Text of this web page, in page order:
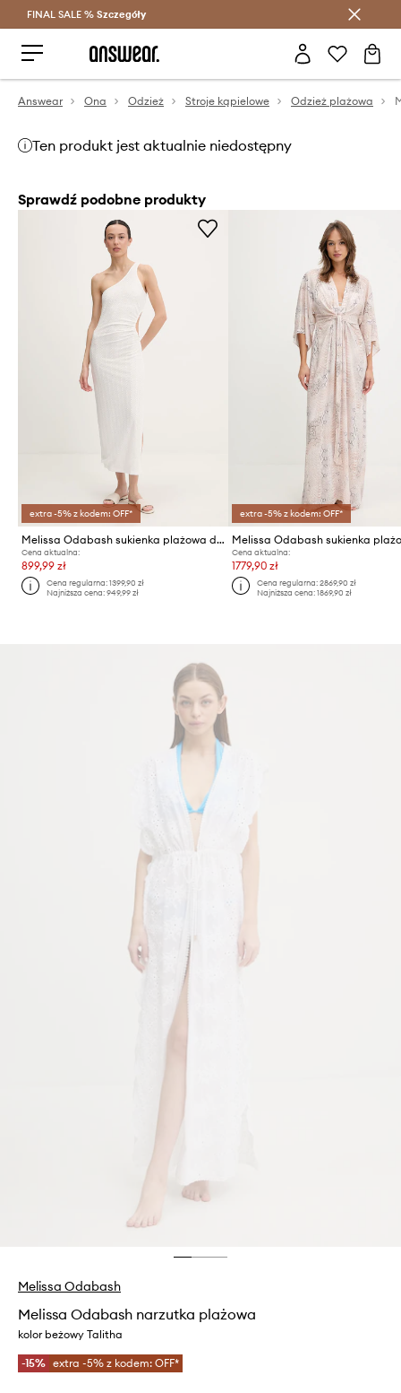
Oszczędzaj z Answear Club >
FINAL SALE % Szczegóły
Answear Ona Odzież Stroje kąpielowe Odzież plażowa
Ten produkt jest aktualnie niedostępny
Sprawdź podobne produkty
extra -5% z kodem: OFF*
Melissa Odabash sukienka plażowa damska
Cena aktualna:
899,99 zł
Cena regularna:1399,90 zł
Najniższa cena:949,99 zł
extra -5% z kodem: OFF*
Melissa Odabash sukienka
Cena aktualna:
1779,90 zł
Cena regularna: 2869,90 zł
Najniższa cena: 1869,90 zł
Melissa Odabash
Melissa Odabash narzutka plażowa
kolor beżowy Talitha
-15% extra -5% z kodem: OFF*